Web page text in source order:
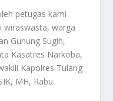
petugas kami
wiraswasta, warga
Gunung Sugih,
Kasatres Narkoba,
Kapolres Tulang
MH, Rabu